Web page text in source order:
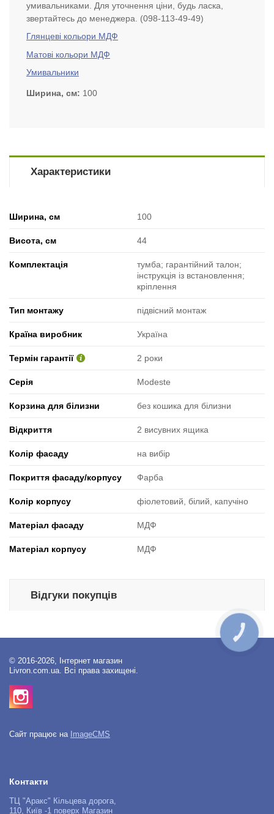
умивальниками. Для уточнення ціни, будь ласка,
звертайтесь до менеджера. (098-113-49-49)
Глянцеві кольори МДФ
Матові кольори МДФ
Умивальники
Ширина, см 100
Характеристики
Ширина, см 100
Висота, см 44
Комплектація
тумба; гарантійний талон;
інструкція із встановлення;
кріплення
Тип монтажу підвісний монтаж
Країна виробник Україна
Термін гарантії 2 роки
Серія Modeste
Корзина для білизни без кошика для білизни
Відкриття 2 висувних ящика
Колір фасаду на вибір
Покриття фасаду/корпусу Фарба
Колір корпусу фіолетовий, білий, капучіно
Матеріал фасаду МДФ
Матеріал корпусу МДФ
Відгуки покупців
© 2016-2026, Інтернет магазин
Livron.com.ua. Всі права захищені.
Сайт працює на ImageCMS
Контакти
ТЦ "Аракс" Кільцева дорога,
110, Київ -1 поверх Магазин
КНОПКА
ЗВ'ЯЗКУ